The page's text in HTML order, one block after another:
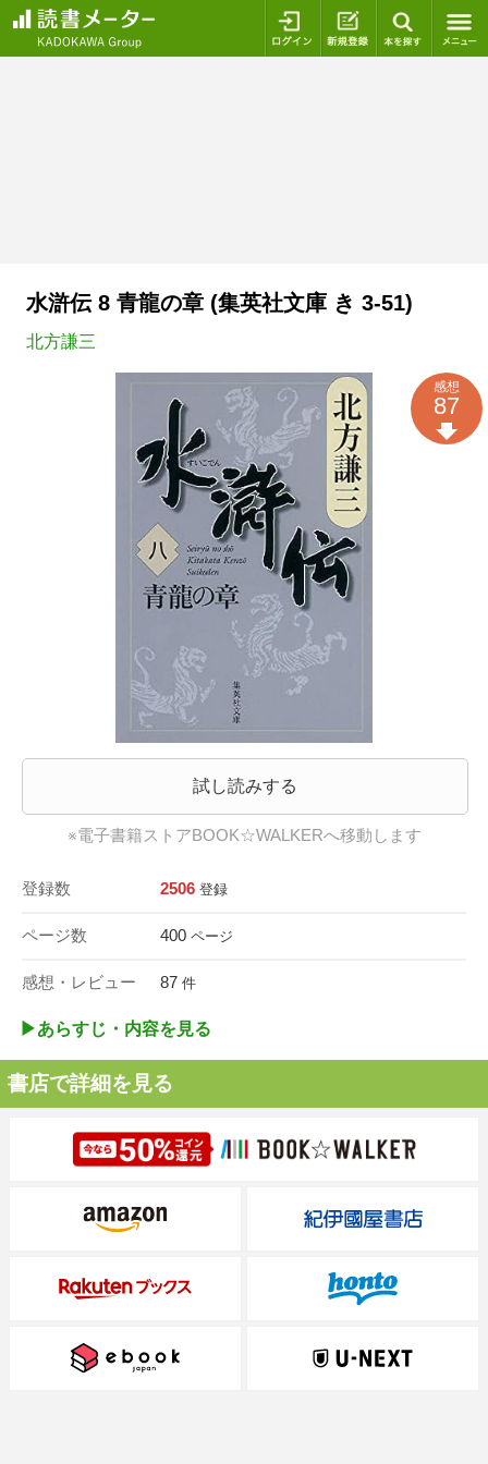
ログイン 新規登録
水滸伝 8 青龍の章 (集英社文庫 き 3-51)
北方謙三
試し読みする
※電子書籍ストアBOOK☆WALKERへ移動します
登録数 2506 登録
ページ数 400 ページ
感想・レビュー 87 件
感想
87
▶︎あらすじ・内容を見る
書店で詳細を見る